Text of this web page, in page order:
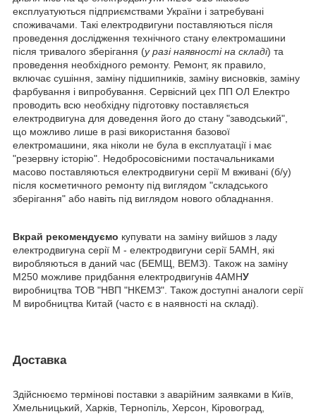
експлуатуються підприємствами України і затребувані
споживачами. Такі електродвигуни поставляються після
проведення дослідження технічного стану електромашини
після тривалого зберігання (у разі наявності на складі) та
проведення необхідного ремонту. Ремонт, як правило,
включає сушіння, заміну підшипників, заміну висновків, заміну
фарбування і випробування. Сервісний цех ПП ОЛ Електро
проводить всю необхідну підготовку поставляється
електродвигуна для доведення його до стану "заводський",
що можливо лише в разі використання базової
електромашини, яка ніколи не була в експлуатації і має
"резервну історію". Недобросовісними постачальниками
масово поставляються електродвигуни серії М вживані (б/у)
після косметичного ремонту під виглядом "складського
зберігання" або навіть під виглядом нового обладнання.
Вкрай рекомендуємо купувати на заміну вийшов з ладу
електродвигуна серії М - електродвигуни серії 5АМН, які
виробляються в даний час (БЕМЩ, ВЕМЗ). Також на заміну
М250 можливе придбання електродвигунів 4АМНУ
виробництва ТОВ "НВП "НКЕМЗ". Також доступні аналоги серії
М виробництва Китай (часто є в наявності на складі).
Доставка
Здійснюємо термінові поставки з аварійним заявками в Київ,
Хмельницький, Харків, Тернопіль, Херсон, Кіровоград,